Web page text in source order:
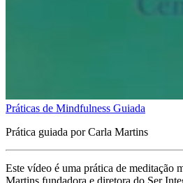
Práticas de Mindfulness Guiada
Prática guiada por Carla Martins
Este vídeo é uma prática de meditação